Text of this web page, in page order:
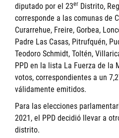
diputado por el 23er Distrito,
corresponde a las comunas de
Curarrehue, Freire, Gorbea,
Padre Las Casas, Pitrufquén,
Teodoro Schmidt, Toltén,
PPD en la lista La Fuerza de la
votos, correspondientes a un
válidamente emitidos.
Para las elecciones
2021, el PPD decidió llevar a
distrito.